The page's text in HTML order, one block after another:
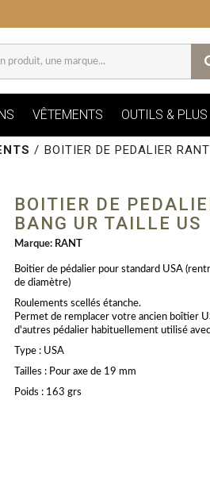
VÊTEMENTS OUTILS & PLUS
/ BOITIER DE PEDALIER
BOITIER DE
BANG UR TAILLE US
Marque: RANT
Boitier de pédalier pour standard USA
de diamètre)
Roulements scellés étanche.
Permet de remplacer votre ancien boîtier
d'autres pédalier habituellement utilisé
Type : USA
Tailles : Pour axe de 19 mm
Poids : 163 grs